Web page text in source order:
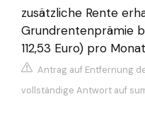
zusätzliche Rente
Grundrentenprämie
112,53 Euro) pro
Antrag auf Entfernung
vollständige Antwort auf